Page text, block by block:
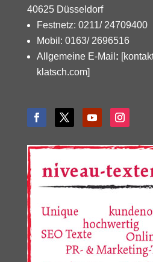
40625 Düsseldorf
Festnetz: 0211/ 24709400
Mobil: 0163/ 2696516
Allgemeine E-Mail :
klatsch.com]